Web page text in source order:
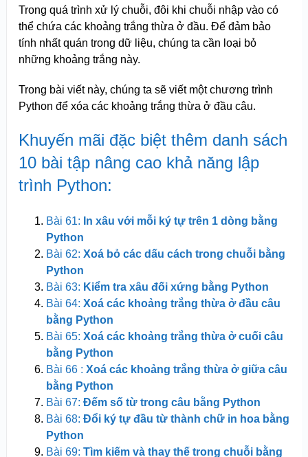
Trong quá trình xử lý chuỗi, đôi khi chuỗi nhập vào có
thể chứa các khoảng trắng thừa ở đầu. Để đảm bảo
tính nhất quán trong dữ liệu, chúng ta cần loại bỏ
những khoảng trắng này.
Trong bài viết này, chúng ta sẽ viết một chương trình
Python để xóa các khoảng trắng thừa ở đầu câu.
Khuyến mãi đặc biệt thêm danh sách
10 bài tập nâng cao khả năng lập
trình Python:
Bài 61: In xâu với mỗi ký tự trên 1 dòng bằng
Python
Bài 62: Xoá bỏ các dấu cách trong chuỗi bằng
Python
Bài 63: Kiểm tra xâu đối xứng bằng Python
Bài 64: Xoá các khoảng trắng thừa ở đầu câu
bằng Python
Bài 65: Xoá các khoảng trắng thừa ở cuối câu
bằng Python
Bài 66 : Xoá các khoảng trắng thừa ở giữa câu
bằng Python
Bài 67: Đếm số từ trong câu bằng Python
Bài 68: Đổi ký tự đầu từ thành chữ in hoa bằng
Python
Bài 69: Tìm kiếm và thay thế trong chuỗi bằng